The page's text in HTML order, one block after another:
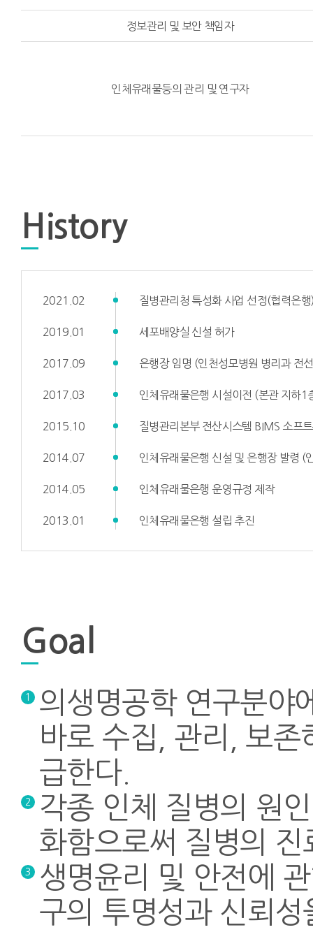
정보관리 및 보안 책임자
인체유래물등의 관리 및 연구자
History
2021.02 질병관리청 특성화 사업 선정(협력은행
2019.01 세포배양실 신설 허가
2017.09 은행장 임명 (인천성모병원 병리과 전
2017.03 인체유래물은행 시설이전 (본관 지하
2015.10 질병관리본부 전산시스템 BIMS 소프
2014.07 인체유래물은행 신설 및 은행장 발령 (
2014.05 인체유래물은행 운영규정 제작
2013.01 인체유래물은행 설립 추진
Goal
1
의생명공학 연구분야
바로 수집, 관리, 보존
급한다.
2
각종 인체 질병의 원
화함으로써 질병의
3
생명윤리 및 안전에
구의 투명성과 신뢰성